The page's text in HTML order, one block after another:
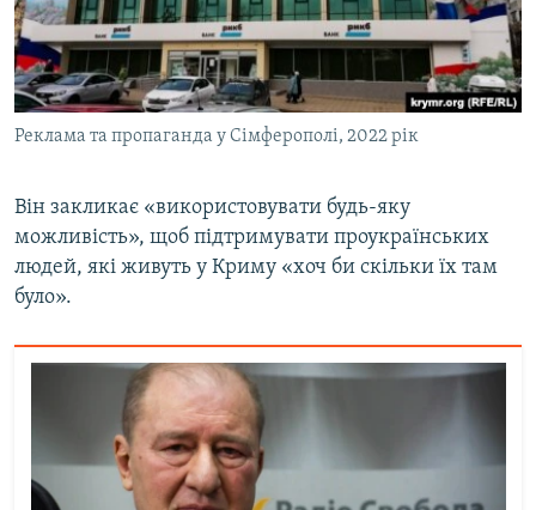
Реклама та пропаганда у Сімферополі, 2022 рік
Він закликає «використовувати будь-яку
можливість», щоб підтримувати проукраїнських
людей, які живуть у Криму «хоч би скільки їх там
було».